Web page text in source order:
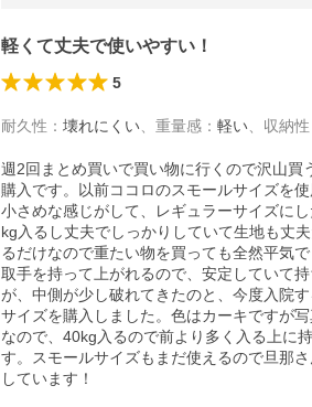
軽くて丈夫で使いやすい！
5
耐久性 ： 壊れにくい 重量感 ： 軽い 収納性
週2回まとめ買いで買い物に行くので沢山
購入です。以前ココロのスモールサイズを
小さめな感じがして、レギュラーサイズに
kg入るし丈夫でしっかりしていて生地も丈
るだけなので重たい物を買っても全然平気
取手を持って上がれるので、安定していて
が、中側が少し破れてきたのと、今度入院
サイズを購入しました。色はカーキですが
なので、40kg入るので前より多く入る上に
す。スモールサイズもまだ使えるので旦那
しています！